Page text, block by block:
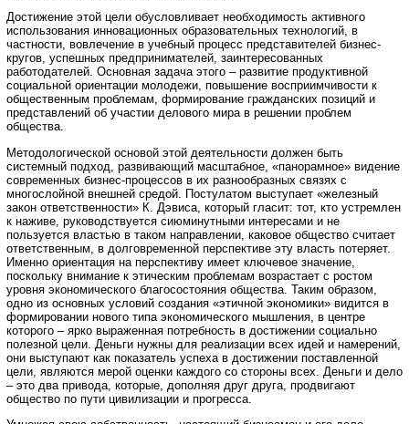
Достижение этой цели обусловливает необходимость активного
использования инновационных образовательных технологий, в
частности, вовлечение в учебный процесс представителей бизнес-
кругов, успешных предпринимателей, заинтересованных
работодателей. Основная задача этого – развитие продуктивной
социальной ориентации молодежи, повышение восприимчивости к
общественным проблемам, формирование гражданских позиций и
представлений об участии делового мира в решении проблем
общества.
Методологической основой этой деятельности должен быть
системный подход, развивающий масштабное, «панорамное» видение
современных бизнес-процессов в их разнообразных связях с
многослойной внешней средой. Постулатом выступает «железный
закон ответственности» К. Дэвиса, который гласит: тот, кто устремлен
к наживе, руководствуется сиюминутными интересами и не
пользуется властью в таком направлении, каковое общество считает
ответственным, в долговременной перспективе эту власть потеряет.
Именно ориентация на перспективу имеет ключевое значение,
поскольку внимание к этическим проблемам возрастает с ростом
уровня экономического благосостояния общества. Таким образом,
одно из основных условий создания «этичной экономики» видится в
формировании нового типа экономического мышления, в центре
которого – ярко выраженная потребность в достижении социально
полезной цели. Деньги нужны для реализации всех идей и намерений,
они выступают как показатель успеха в достижении поставленной
цели, являются мерой оценки каждого со стороны всех. Деньги и дело
– это два привода, которые, дополняя друг друга, продвигают
общество по пути цивилизации и прогресса.